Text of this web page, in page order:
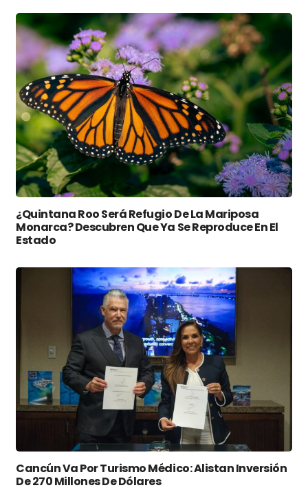
¿Quintana Roo Será Refugio De La Mariposa
Monarca? Descubren Que Ya Se Reproduce En El
Estado
Cancún Va Por Turismo Médico: Alistan Inversión
De 270 Millones De Dólares